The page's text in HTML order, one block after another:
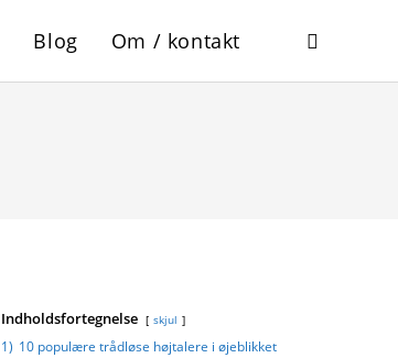
Blog Om / kontakt
Indholdsfortegnelse skjul
1) 10 populære trådløse højtalere i øjeblikket